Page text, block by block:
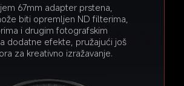
67mm adapter prstena,
biti opremljen ND filterima,
i drugim fotografskim
dodatne efekte, pružajući još
za kreativno izražavanje.